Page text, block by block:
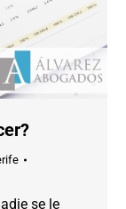
se le